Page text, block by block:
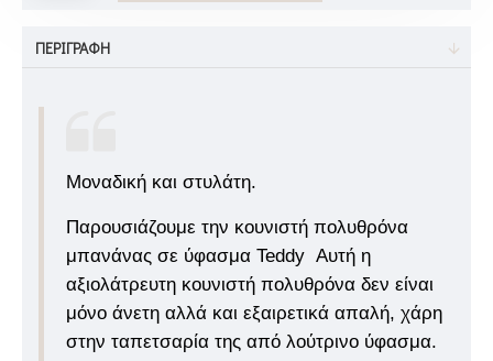
ΠΕΡΙΓΡΑΦΉ
Μοναδική και στυλάτη.
Παρουσιάζουμε την κουνιστή πολυθρόνα
μπανάνας σε ύφασμα Teddy Αυτή η
αξιολάτρευτη κουνιστή πολυθρόνα δεν είναι
μόνο άνετη αλλά και εξαιρετικά απαλή, χάρη
στην ταπετσαρία της από λούτρινο ύφασμα.